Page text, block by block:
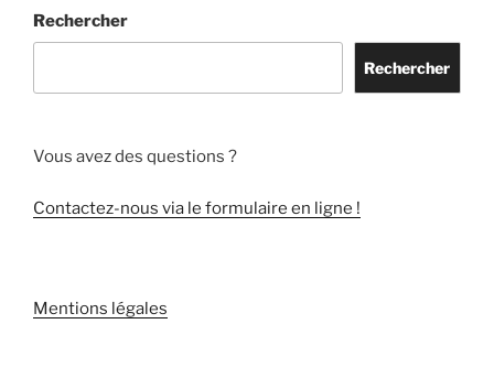
Rechercher
Rechercher
Vous avez des questions ?
Contactez-nous via le formulaire en ligne !
Mentions légales